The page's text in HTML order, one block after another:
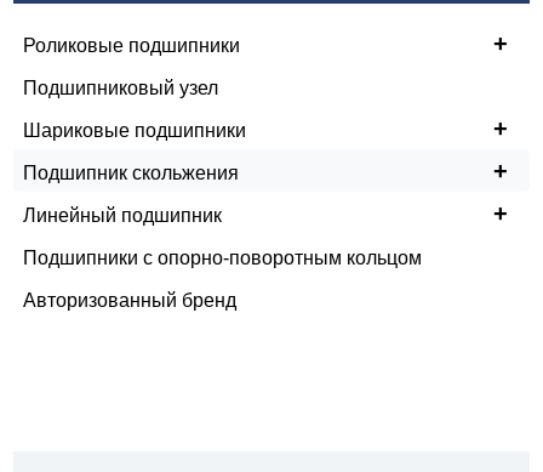
+
Роликовые подшипники
Подшипниковый узел
+
Шариковые подшипники
+
Подшипник скольжения
+
Линейный подшипник
Подшипники с опорно-поворотным кольцом
Авторизованный бренд